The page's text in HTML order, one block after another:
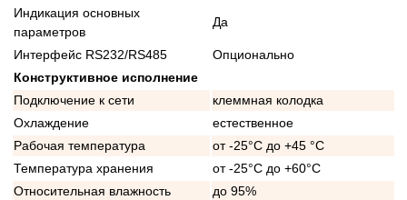
Индикация основных
параметров
Да
Интерфейс RS232/RS485
Опционально
Конструктивное исполнение
Подключение к сети
клеммная колодка
Охлаждение
естественное
Рабочая температура
от -25°C до +45 °C
Температура хранения
от -25°C до +60°C
Относительная влажность
до 95%